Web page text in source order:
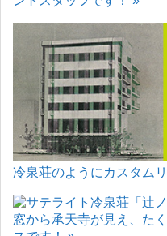
冷泉荘のようにカスタム
窓から承天寺が見え、た